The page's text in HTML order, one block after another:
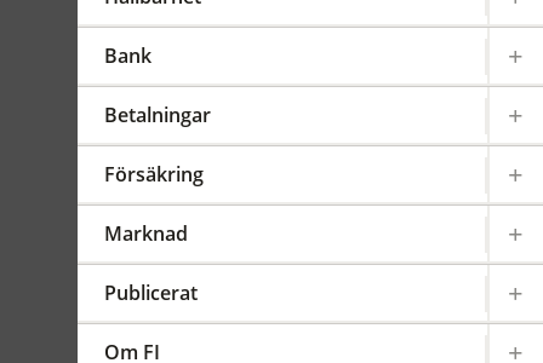
Bank
Betalningar
Försäkring
Marknad
Publicerat
Om FI
Enligt FI:s föreskrifter om
(fondföreskrifterna) ska
FI:s föreskrifter om
(värdepappersföreskrifterna).
gjorts i
värdepappersföreskrifternas